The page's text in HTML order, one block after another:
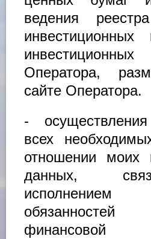
ведения
Оператора,
сайте Оператора.
-
всех
отношении моих
данных,
исполнением
финансовой